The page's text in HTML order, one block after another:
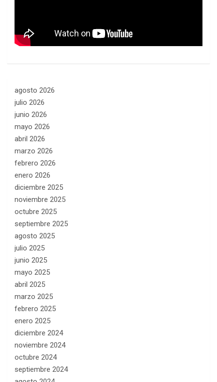
agosto 2026
julio 2026
junio 2026
mayo 2026
abril 2026
marzo 2026
febrero 2026
enero 2026
diciembre 2025
noviembre 2025
octubre 2025
septiembre 2025
agosto 2025
julio 2025
junio 2025
mayo 2025
abril 2025
marzo 2025
febrero 2025
enero 2025
diciembre 2024
noviembre 2024
octubre 2024
septiembre 2024